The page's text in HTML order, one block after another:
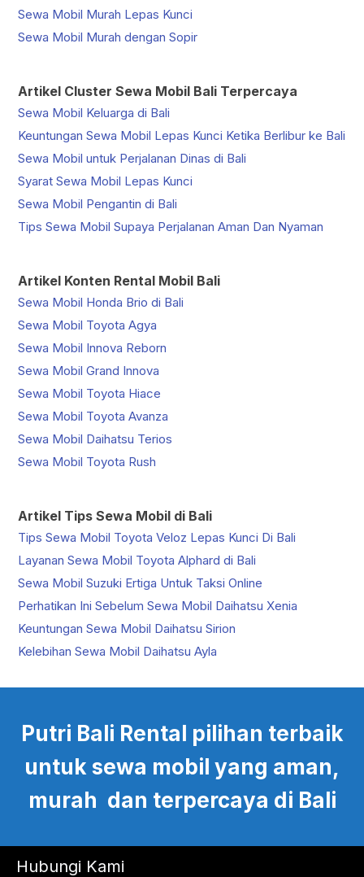
Sewa Mobil Murah Lepas Kunci
Sewa Mobil Murah dengan Sopir
Artikel Cluster Sewa Mobil Bali Terpercaya
Sewa Mobil Keluarga di Bali
Keuntungan Sewa Mobil Lepas Kunci Ketika Berlibur ke Bali
Sewa Mobil untuk Perjalanan Dinas di Bali
Syarat Sewa Mobil Lepas Kunci
Sewa Mobil Pengantin di Bali
Tips Sewa Mobil Supaya Perjalanan Aman Dan Nyaman
Artikel Konten Rental Mobil Bali
Sewa Mobil Honda Brio di Bali
Sewa Mobil Toyota Agya
Sewa Mobil Innova Reborn
Sewa Mobil Grand Innova
Sewa Mobil Toyota Hiace
Sewa Mobil Toyota Avanza
Sewa Mobil Daihatsu Terios
Sewa Mobil Toyota Rush
Artikel Tips Sewa Mobil di Bali
Tips Sewa Mobil Toyota Veloz Lepas Kunci Di Bali
Layanan Sewa Mobil Toyota Alphard di Bali
Sewa Mobil Suzuki Ertiga Untuk Taksi Online
Perhatikan Ini Sebelum Sewa Mobil Daihatsu Xenia
Keuntungan Sewa Mobil Daihatsu Sirion
Kelebihan Sewa Mobil Daihatsu Ayla
Putri Bali Rental pilihan terbaik
untuk sewa mobil yang aman,
murah dan terpercaya di Bali
Hubungi Kami